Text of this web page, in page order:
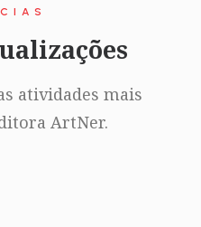
atividades mais
ArtNer.